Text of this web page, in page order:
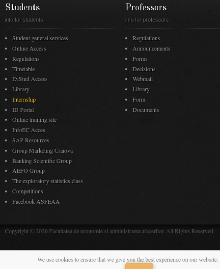
Students
info for students
Student general services
Online Access
Regulations
Timetable
EvStud Access
Library
Internship
ID Portal
Online training site
InfoEC Acces
SAP Resources
Group Marketing Craiova
Banking Scientific Group
AEFO Group
The exploratory statistics class
Competitions
Facebook ASFEAA
Professors
info for professors
Regulations
Announcements
Forms
Decisions
Webmail
Library
Form
Documents
Copyright © 2026 Facultatea de economie si administrarea afacerilor. All Rights Reserved.
We use cookies to ensure that we give you the best experience on our